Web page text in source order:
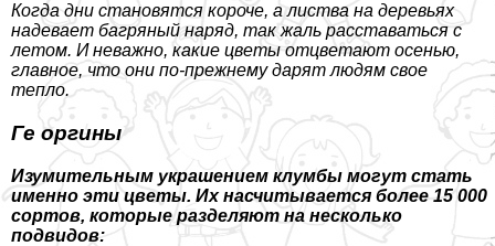
Когда дни становятся короче, а листва на деревьях
надевает багряный наряд, так жаль расставаться с
летом. И неважно, какие цветы отцветают осенью,
главное, что они по-прежнему дарят людям свое
тепло.
Ге opгины
Изумительным украшением клумбы могут стать
именно эти цветы. Их насчитывается более 15 000
сортов, которые разделяют на несколько
подвидов: